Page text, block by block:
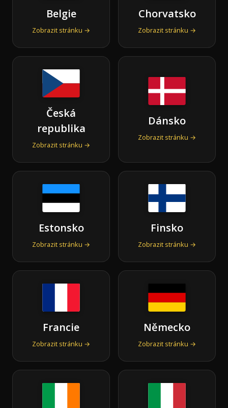
Belgie
Zobrazit stránku →
Chorvatsko
Zobrazit stránku →
Česká
republika
Zobrazit stránku →
Dánsko
Zobrazit stránku →
Estonsko
Zobrazit stránku →
Finsko
Zobrazit stránku →
Francie
Zobrazit stránku →
Německo
Zobrazit stránku →